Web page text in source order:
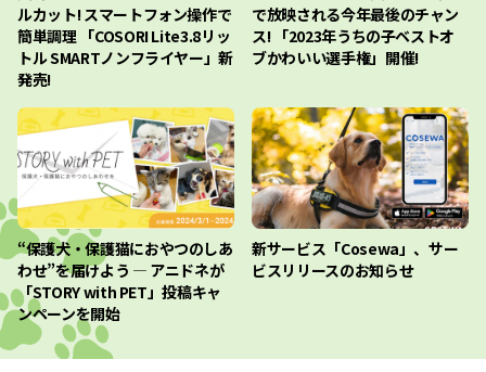
ルカット! スマートフォン操作で
簡単調理 「COSORI Lite3.8リッ
トル SMARTノンフライヤー」新
発売!
で放映される今年最後のチャン
ス! 「2023年うちの子ベストオ
ブかわいい選手権」開催!
“保護犬・保護猫におやつのしあ
わせ”を届けよう ― アニドネが
「STORY with PET」投稿キャ
ンペーンを開始
新サービス「Cosewa」、サー
ビスリリースのお知らせ